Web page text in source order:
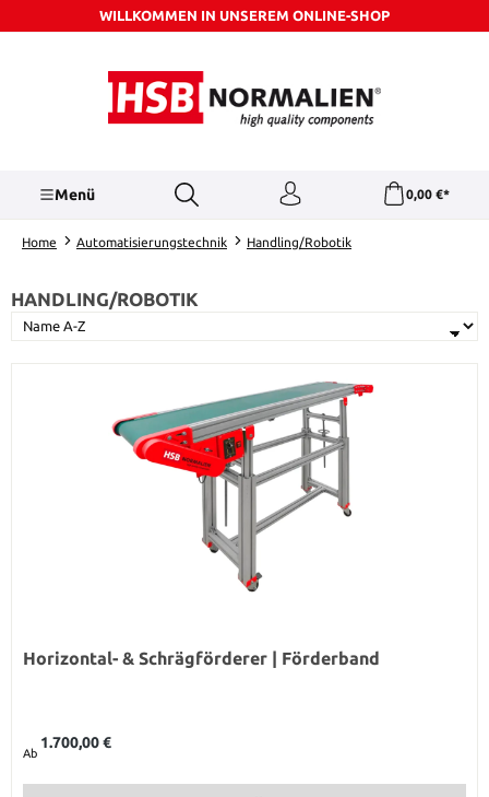
Zum Hauptinhalt springenWILLKOMMEN IN UNSEREM ONLINE-SHOP
Menü 0,00 €*
Home Automatisierungstechnik Handling/Robotik
HANDLING/ROBOTIK
Horizontal- & Schrägförderer | Förderband
Ab
1.700,00 €